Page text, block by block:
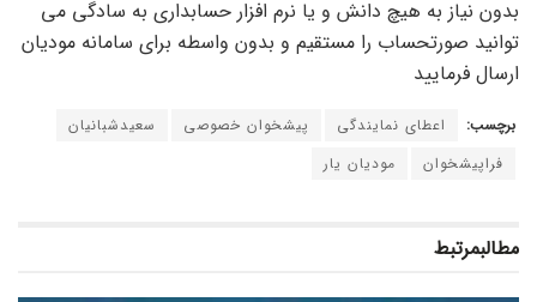
بدون نیاز به هیچ دانش و یا نرم افزار حسابداری به سادگی می
توانید صورتحساب را مستقیم و بدون واسطه برای سامانه مودیان
ارسال فرمایید
برچسب: اعطای نمایندگی پیشخوان خصوصی
سعیدشبانیان
فراپیشخوان
مودیان یار
مطالبمرتبط